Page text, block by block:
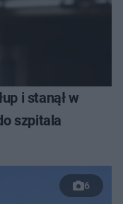
i stanął w
szpitala
6